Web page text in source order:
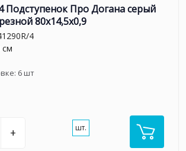
Подступенок Про Догана серый
80x14,5x0,9
4
см
6шт
+ шт.